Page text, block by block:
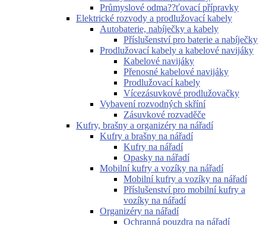
Průmyslové odma??ťovací přípravky
Elektrické rozvody a prodlužovací kabely
Autobaterie, nabíječky a kabely
Příslušenství pro baterie a nabíječky
Prodlužovací kabely a kabelové navijáky
Kabelové navijáky
Přenosné kabelové navijáky
Prodlužovací kabely
Vícezásuvkové prodlužovačky
Vybavení rozvodných skříní
Zásuvkové rozvaděče
Kufry, brašny a organizéry na nářadí
Kufry a brašny na nářadí
Kufry na nářadí
Opasky na nářadí
Mobilní kufry a vozíky na nářadí
Mobilní kufry a vozíky na nářadí
Příslušenství pro mobilní kufry a
vozíky na nářadí
Organizéry na nářadí
Ochranná pouzdra na nářadí